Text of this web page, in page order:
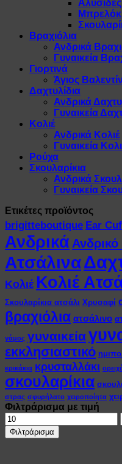
Μπρελόκ
Βραχιόλια
Ανδρικά
Γυναικεία
Γιορτινά
Άγιος
Δαχτυλίδια
Ανδρικά
Γυναικεία
Κολιέ
Ανδρικά Κολιέ
Γυναικεία
Ρούχα
Σκουλαρίκια
Ανδρικά
Γυναικεία
Ετικέτες προϊόντος
brigitteboutique Ear
Ανδρικά
Ατσάλινα
Κολιέ Κολιέ
Σκουλαρίκια ατσάλι Χρυσαφί
βραχιόλια ατσάλινο
γάμος γυναικεία
εκκλησιαστικό
κρικάκια κρυσταλλάκι
σκουλαρίκια
στρας σφυρήλατο χειροποίητα
Φιλτράρισμα με τιμή
Ελάχιστη
τιμή
Φιλτράρισμα